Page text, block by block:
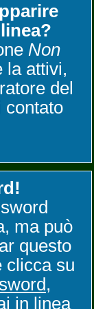
Non
la attivi,
del
contato
ma può
questo
clicca su
,
in linea